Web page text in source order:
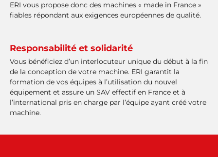
ERI vous propose donc des machines « made in France »
fiables répondant aux exigences européennes de qualité.
Responsabilité et solidarité
Vous bénéficiez d’un interlocuteur unique du début à la fin
de la conception de votre machine. ERI garantit la
formation de vos équipes à l’utilisation du nouvel
équipement et assure un SAV effectif en France et à
l’international pris en charge par l’équipe ayant créé votre
machine.